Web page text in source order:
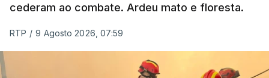
cederam ao combate. Ardeu mato e floresta.
RTP / 9 Agosto 2026, 07:59